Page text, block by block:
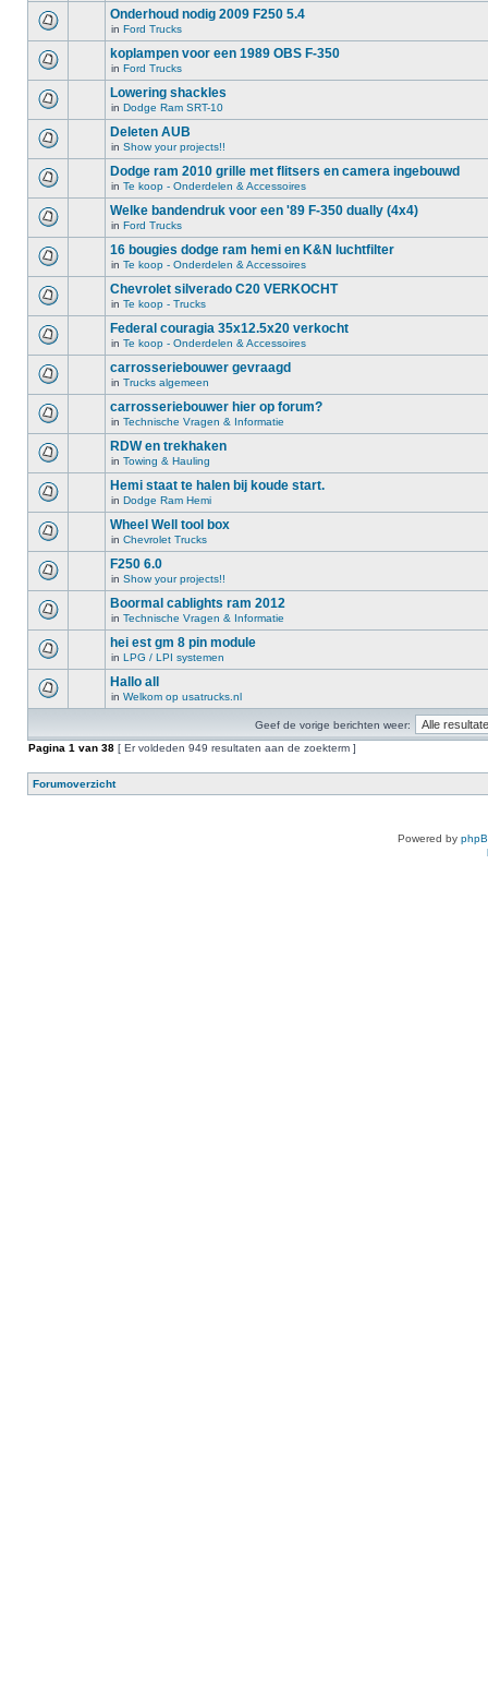
Onderhoud nodig 2009 F250 5.4
in Ford Trucks
koplampen voor een 1989 OBS F-350
in Ford Trucks
Lowering shackles
in Dodge Ram SRT-10
Deleten AUB
in Show your projects!!
Dodge ram 2010 grille met flitsers en camera ingebouwd
in Te koop - Onderdelen & Accessoires
Welke bandendruk voor een '89 F-350 dually (4x4)
in Ford Trucks
16 bougies dodge ram hemi en K&N luchtfilter
in Te koop - Onderdelen & Accessoires
Chevrolet silverado C20 VERKOCHT
in Te koop - Trucks
Federal couragia 35x12.5x20 verkocht
in Te koop - Onderdelen & Accessoires
carrosseriebouwer gevraagd
in Trucks algemeen
carrosseriebouwer hier op forum?
in Technische Vragen & Informatie
RDW en trekhaken
in Towing & Hauling
Hemi staat te halen bij koude start.
in Dodge Ram Hemi
Wheel Well tool box
in Chevrolet Trucks
F250 6.0
in Show your projects!!
Boormal cablights ram 2012
in Technische Vragen & Informatie
hei est gm 8 pin module
in LPG / LPI systemen
Hallo all
in Welkom op usatrucks.nl
Geef de vorige berichten weer:
Pagina 1 van 38 [ Er voldeden 949 resultaten aan de zoekterm ]
Forumoverzicht
Powered by